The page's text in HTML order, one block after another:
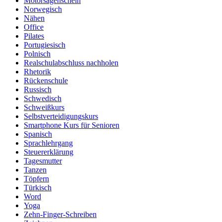
Norwegisch
Nähen
Office
Pilates
Portugiesisch
Polnisch
Realschulabschluss nachholen
Rhetorik
Rückenschule
Russisch
Schwedisch
Schweißkurs
Selbstverteidigungskurs
Smartphone Kurs für Senioren
Spanisch
Sprachlehrgang
Steuererklärung
Tagesmutter
Tanzen
Töpfern
Türkisch
Word
Yoga
Zehn-Finger-Schreiben